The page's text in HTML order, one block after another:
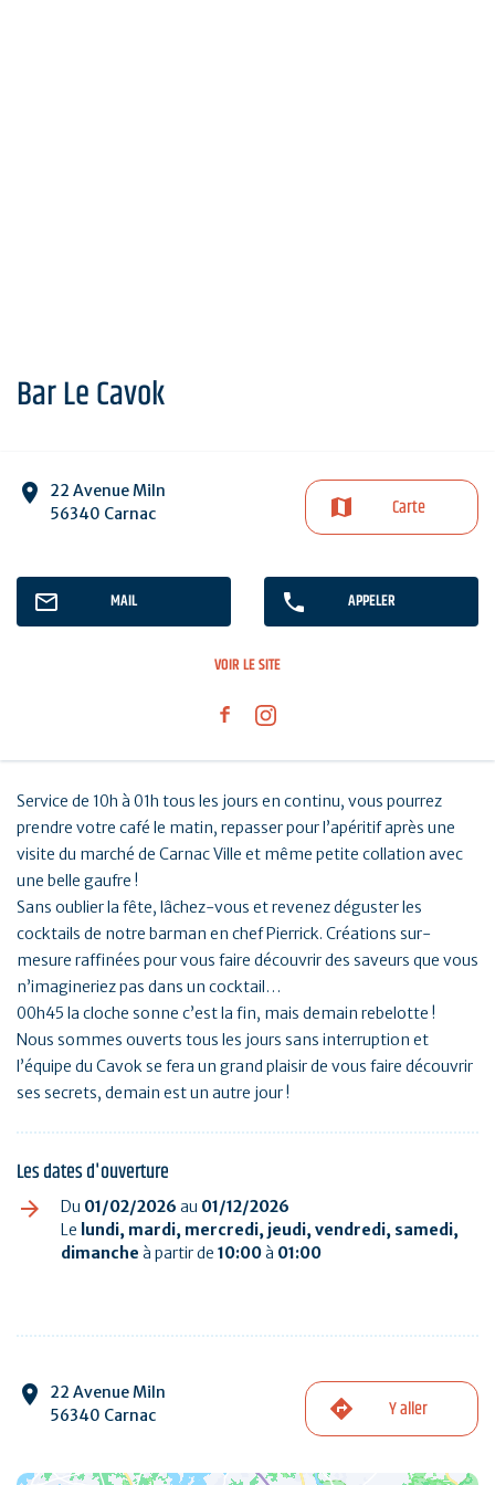
Bar Le Cavok
22 Avenue Miln
56340 Carnac
Carte
MAIL APPELER
VOIR LE SITE
Service de 10h à 01h tous les jours en continu, vous pourrez
prendre votre café le matin, repasser pour l’apéritif après une
visite du marché de Carnac Ville et même petite collation avec
une belle gaufre !
Sans oublier la fête, lâchez-vous et revenez déguster les
cocktails de notre barman en chef Pierrick. Créations sur-
mesure raffinées pour vous faire découvrir des saveurs que vous
n’imagineriez pas dans un cocktail…
00h45 la cloche sonne c’est la fin, mais demain rebelotte !
Nous sommes ouverts tous les jours sans interruption et
l’équipe du Cavok se fera un grand plaisir de vous faire découvrir
ses secrets, demain est un autre jour !
Les dates d'ouverture
Du 01/02/2026 au 01/12/2026
Le lundi, mardi, mercredi, jeudi, vendredi, samedi,
dimanche à partir de 10:00à 01:00
22 Avenue Miln
56340 Carnac
Y aller